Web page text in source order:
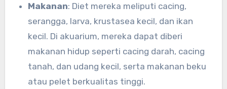
Makanan: Diet mereka meliputi cacing,
serangga, larva, krustasea kecil, dan ikan
kecil. Di akuarium, mereka dapat diberi
makanan hidup seperti cacing darah, cacing
tanah, dan udang kecil, serta makanan beku
atau pelet berkualitas tinggi.